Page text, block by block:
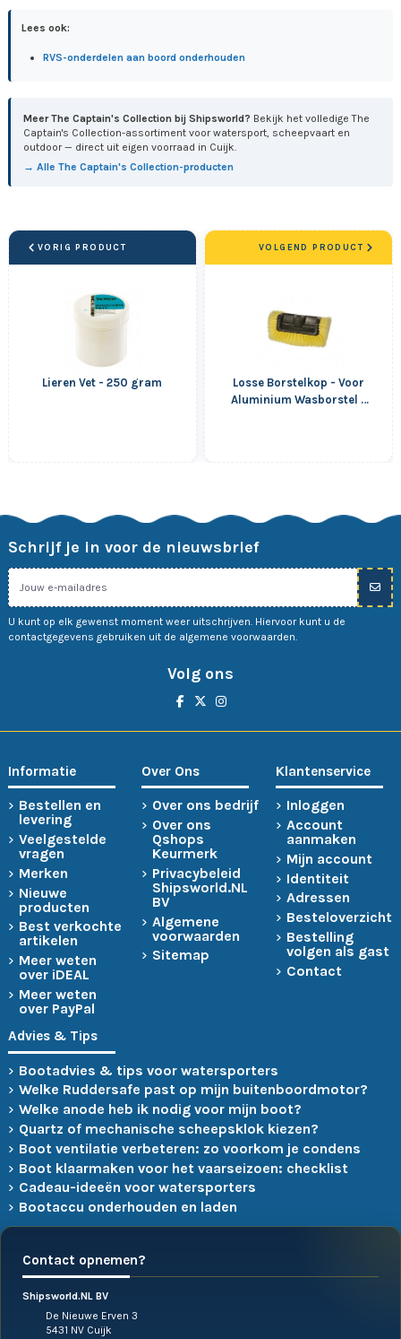
Lees ook:
RVS-onderdelen aan boord onderhouden
Meer The Captain's Collection bij Shipsworld? Bekijk het volledige The
Captain's Collection-assortiment voor watersport, scheepvaart en
outdoor — direct uit eigen voorraad in Cuijk.
→ Alle The Captain's Collection-producten
VORIG PRODUCT
Lieren Vet - 250 gram
Losse Borstelkop - Voor
Aluminium Wasborstel -
VOLGEND PRODUCT
Schrijf je in voor de nieuwsbrief
U kunt op elk gewenst moment weer uitschrijven. Hiervoor kunt u de
contactgegevens gebruiken uit de algemene voorwaarden.
Volg ons
Informatie
Bestellen en
levering
Veelgestelde
vragen
Merken
Nieuwe
producten
Best verkochte
artikelen
Meer weten
over iDEAL
Meer weten
over PayPal
Over Ons
Over ons bedrijf
Over ons
Qshops
Keurmerk
Privacybeleid
Shipsworld.NL
BV
Algemene
voorwaarden
Sitemap
Klantenservice
Inloggen
Account
aanmaken
Mijn account
Identiteit
Adressen
Besteloverzicht
Bestelling
volgen als gast
Contact
Advies & Tips
Bootadvies & tips voor watersporters
Welke Ruddersafe past op mijn buitenboordmotor?
Welke anode heb ik nodig voor mijn boot?
Quartz of mechanische scheepsklok kiezen?
Boot ventilatie verbeteren: zo voorkom je condens
Boot klaarmaken voor het vaarseizoen: checklist
Cadeau-ideeën voor watersporters
Bootaccu onderhouden en laden
Contact opnemen?
Shipsworld.NL BV
De Nieuwe Erven 3
5431 NV Cuijk